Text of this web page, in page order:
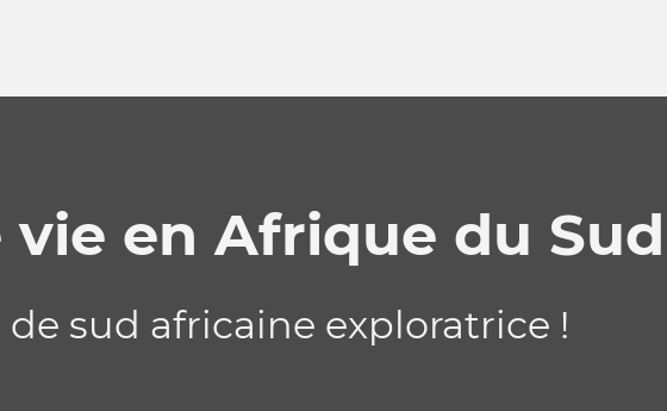
vie en Afrique du Sud
sud africaine exploratrice !